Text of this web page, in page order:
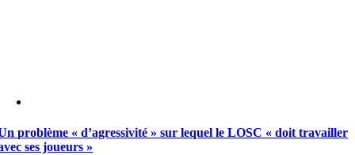
problème « d’agressivité » sur lequel le LOSC « doit travailler
ses joueurs »